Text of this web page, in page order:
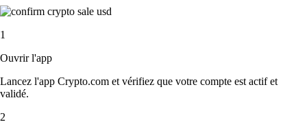
1
Ouvrir l'app
Lancez l'app Crypto.com et vérifiez que votre compte est actif et
validé.
2